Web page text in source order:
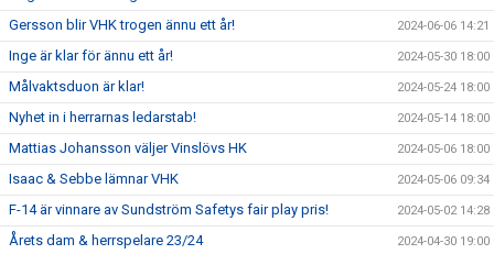
Gersson blir VHK trogen ännu ett år! 2024-06-06 14:21
Inge är klar för ännu ett år! 2024-05-30 18:00
Målvaktsduon är klar! 2024-05-24 18:00
Nyhet in i herrarnas ledarstab! 2024-05-14 18:00
Mattias Johansson väljer Vinslövs HK 2024-05-06 18:00
Isaac & Sebbe lämnar VHK 2024-05-06 09:34
F-14 är vinnare av Sundström Safetys fair play pris! 2024-05-02 14:28
Årets dam & herrspelare 23/24 2024-04-30 19:00